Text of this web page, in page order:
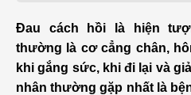
Đau cách hồi là hiện
thường là cơ cẳng chân,
khi gắng sức, khi đi lại và
nhân thường gặp nhất là